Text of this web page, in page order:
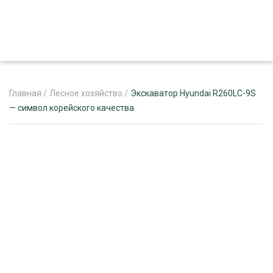
Главная / Лесное хозяйство / Экскаватор Hyundai R260LC-9S
— символ корейского качества